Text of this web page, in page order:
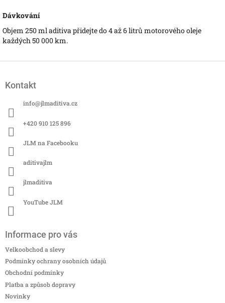
Dávkování
Objem 250 ml aditiva přidejte do 4 až 6 litrů motorového oleje
každých 50 000 km.
Kontakt
info@jlmaditiva.cz
+420 910 125 896
JLM na Facebooku
aditivajlm
jlmaditiva
YouTube JLM
Informace pro vás
Velkoobchod a slevy
Podmínky ochrany osobních údajů
Obchodní podmínky
Platba a způsob dopravy
Novinky